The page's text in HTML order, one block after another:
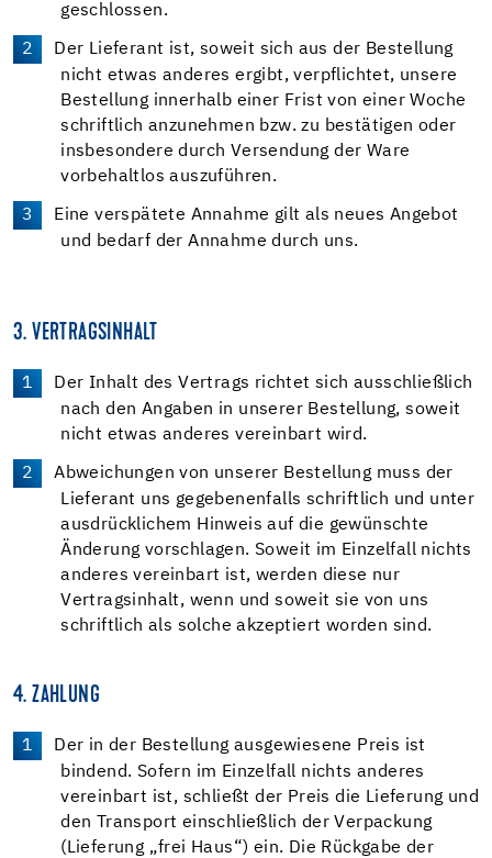
geschlossen.
Der Lieferant ist, soweit sich aus der Bestellung
nicht etwas anderes ergibt, verpflichtet, unsere
Bestellung innerhalb einer Frist von einer Woche
schriftlich anzunehmen bzw. zu bestätigen oder
insbesondere durch Versendung der Ware
vorbehaltlos auszuführen.
Eine verspätete Annahme gilt als neues Angebot
und bedarf der Annahme durch uns.
3. VERTRAGSINHALT
Der Inhalt des Vertrags richtet sich ausschließlich
nach den Angaben in unserer Bestellung, soweit
nicht etwas anderes vereinbart wird.
Abweichungen von unserer Bestellung muss der
Lieferant uns gegebenenfalls schriftlich und unter
ausdrücklichem Hinweis auf die gewünschte
Änderung vorschlagen. Soweit im Einzelfall nichts
anderes vereinbart ist, werden diese nur
Vertragsinhalt, wenn und soweit sie von uns
schriftlich als solche akzeptiert worden sind.
4. ZAHLUNG
Der in der Bestellung ausgewiesene Preis ist
bindend. Sofern im Einzelfall nichts anderes
vereinbart ist, schließt der Preis die Lieferung und
den Transport einschließlich der Verpackung
(Lieferung „frei Haus“) ein. Die Rückgabe der